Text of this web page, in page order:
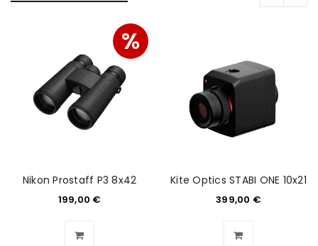
%
Nikon Prostaff P3 8x42
199,00 €
Kite Optics STABI ONE 10x21
399,00 €